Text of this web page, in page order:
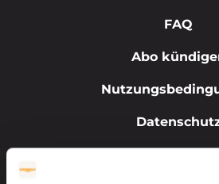
FAQ
Abo